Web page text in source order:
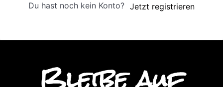
Du hast noch kein Konto? Jetzt registrieren